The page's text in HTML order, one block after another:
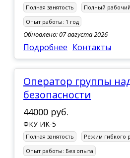
Полная занятость
Полный
Опыт работы: 1 год
Обновлено: 07 августа 2026
Подробнее Контакты
Оператор группы надзора отдела
безопасности
44000 руб.
ФКУ ИК-5
Полная занятость
Режим гибкого
Опыт работы: Без опыта